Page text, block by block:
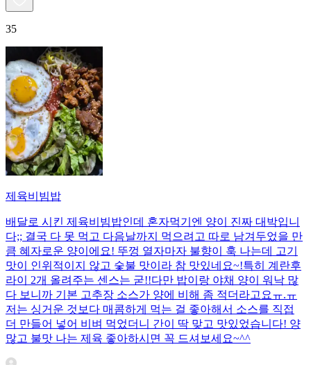
35
제육비빔밥
배달로 시킨 제육비빔밥인데 혼자먹기엔 양이 진짜 대박입니
다;; 결국 다 못 먹고 다음날까지 먹으려고 따로 남겨두었을 만
큼 혜자로운 양이에요! 뚜껑 열자마자 불향이 훅 나는데 고기
맛이 인위적이지 않고 숯불 맛이라 참 맛있네요~!특히 계란후
라이 2개 올려주는 센스는 굳!! ​다만 밥이랑 야채 양이 워낙 많
다 보니까 기본 고추장 소스가 양에 비해 좀 적더라고요ㅠ.ㅠ
저는 싱거운 것보다 매콤하게 먹는 걸 좋아해서 소스를 직접
더 만들어 넣어 비벼 먹었더니 간이 딱 맞고 맛있었습니다! 양
많고 불맛 나는 제육 좋아하시면 꼭 드셔보세요~^^